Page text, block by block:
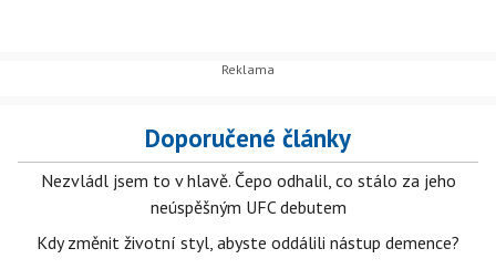
Doporučené články
Nezvládl jsem to v hlavě. Čepo odhalil, co stálo za jeho
neúspěšným UFC debutem
Kdy změnit životní styl, abyste oddálili nástup demence?